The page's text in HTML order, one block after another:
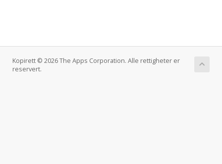
Kopirett © 2026 The Apps Corporation. Alle rettigheter er
reservert.